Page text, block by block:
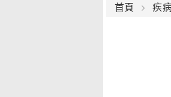
男性
首頁 疾